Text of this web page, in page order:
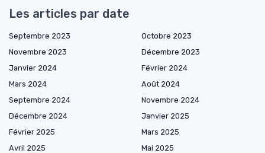
Les articles par date
Septembre 2023
Octobre 2023
Novembre 2023
Décembre 2023
Janvier 2024
Février 2024
Mars 2024
Août 2024
Septembre 2024
Novembre 2024
Décembre 2024
Janvier 2025
Février 2025
Mars 2025
Avril 2025
Mai 2025